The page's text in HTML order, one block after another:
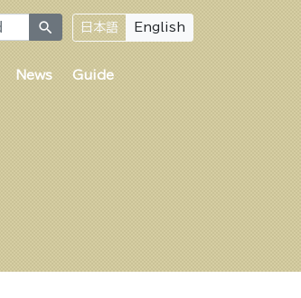
search 日本語 English
News Guide